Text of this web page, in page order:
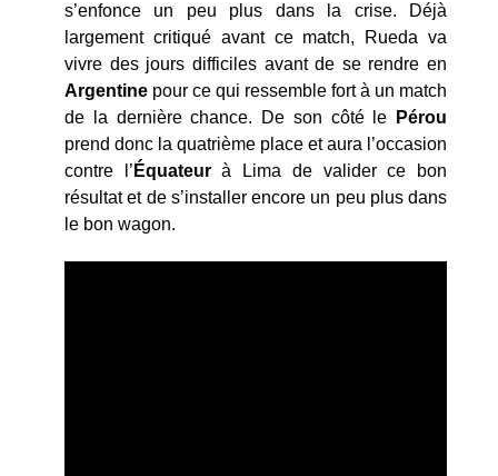
s’enfonce un peu plus dans la crise. Déjà
largement critiqué avant ce match, Rueda va
vivre des jours difficiles avant de se rendre en
Argentine pour ce qui ressemble fort à un match
de la dernière chance. De son côté le
Pérou
prend donc la quatrième place et aura l’occasion
contre l’ Équateurà Lima de valider ce bon
résultat et de s’installer encore un peu plus dans
le bon wagon.